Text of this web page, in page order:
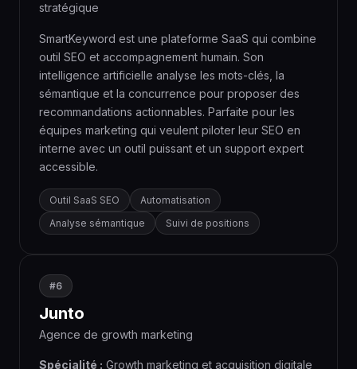
stratégique
SmartKeyword est une plateforme SaaS qui combine
outil SEO et accompagnement humain. Son
intelligence artificielle analyse les mots-clés, la
sémantique et la concurrence pour proposer des
recommandations actionnables. Parfaite pour les
équipes marketing qui veulent piloter leur SEO en
interne avec un outil puissant et un support expert
accessible.
Outil SaaS SEO
Automatisation
Analyse sémantique
Suivi de positions
#6
Junto
Agence de growth marketing
Spécialité : Growth marketing et acquisition digitale